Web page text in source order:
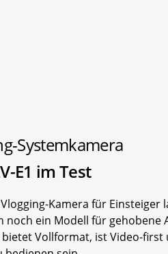
Systemkamera
E1 im Test
Kamera für Einsteiger
noch ein Modell für gehobene
bietet Vollformat, ist Video-first